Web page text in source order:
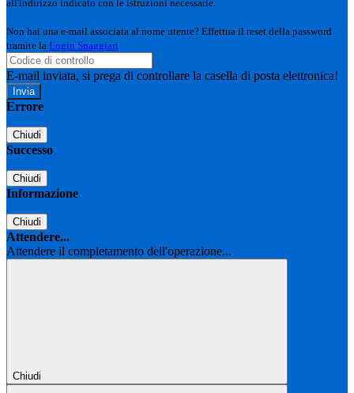
all'indirizzo indicato con le istruzioni necessarie.
Non hai una e-mail associata al nome utente? Effettua il reset della password
tramite la Login Spaggiari
E-mail inviata, si prega di controllare la casella di posta elettronica!
Errore
Chiudi
Successo
Chiudi
Informazione
Chiudi
Attendere...
Attendere il completamento dell'operazione...
Chiudi